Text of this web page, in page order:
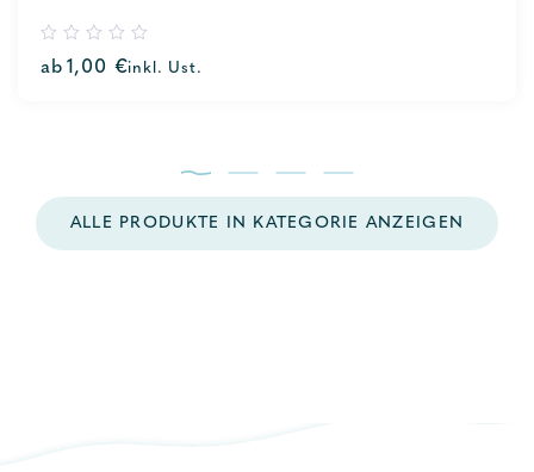
out
ab 1,00 €inkl. Ust.
ALLE PRODUKTE IN KATEGORIE ANZEIGEN